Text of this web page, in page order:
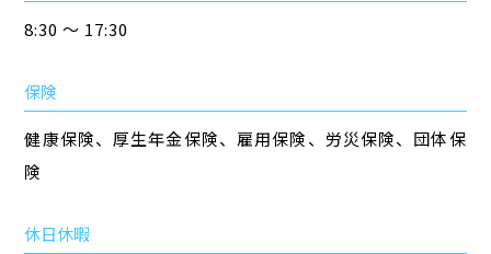
8:30 ～ 17:30
保険
健康保険、厚生年金保険、雇用保険、労災保険、団体保
険
休日休暇